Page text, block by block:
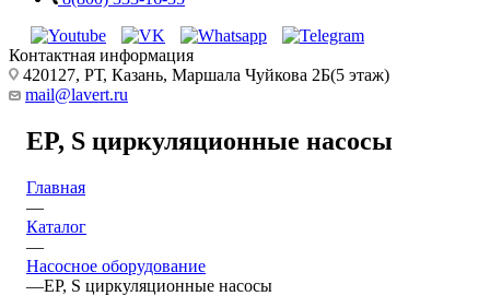
Контактная информация
420127, РТ, Казань, Маршала Чуйкова 2Б(5 этаж)
mail@lavert.ru
EP, S циркуляционные насосы
Главная
—
Каталог
—
Насосное оборудование
—EP, S циркуляционные насосы